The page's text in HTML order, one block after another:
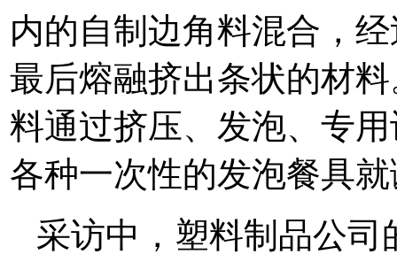
内的自制边角料混合，
最后熔融挤出条状的材
料通过挤压、发泡、专
各种一次性的发泡餐具
采访中，塑料制品公